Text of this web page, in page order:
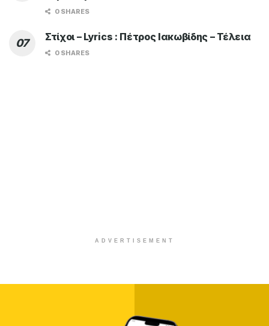
0 SHARES
Στίχοι – Lyrics : Πέτρος Ιακωβίδης – Τέλεια
0 SHARES
ADVERTISEMENT